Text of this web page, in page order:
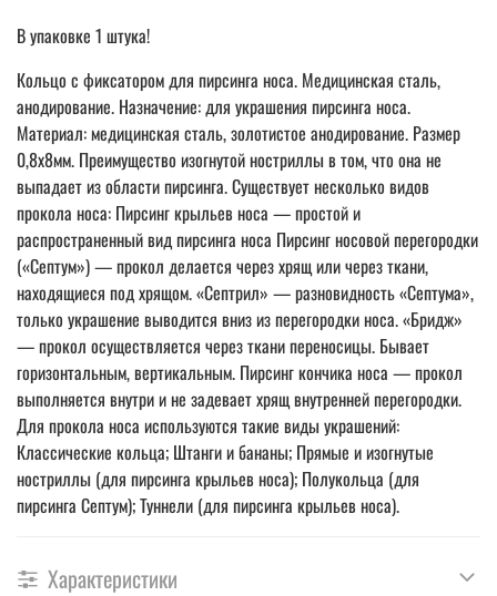
В упаковке 1 штука!
Кольцо с фиксатором для пирсинга носа. Медицинская сталь,
анодирование. Назначение: для украшения пирсинга носа.
Материал: медицинская сталь, золотистое анодирование. Размер
0,8х8мм. Преимущество изогнутой ностриллы в том, что она не
выпадает из области пирсинга. Существует несколько видов
прокола носа: Пирсинг крыльев носа — простой и
распространенный вид пирсинга носа Пирсинг носовой перегородки
(«Септум») — прокол делается через хрящ или через ткани,
находящиеся под хрящом. «Септрил» — разновидность «Септума»,
только украшение выводится вниз из перегородки носа. «Бридж»
— прокол осуществляется через ткани переносицы. Бывает
горизонтальным, вертикальным. Пирсинг кончика носа — прокол
выполняется внутри и не задевает хрящ внутренней перегородки.
Для прокола носа используются такие виды украшений:
Классические кольца; Штанги и бананы; Прямые и изогнутые
ностриллы (для пирсинга крыльев носа); Полукольца (для
пирсинга Септум); Туннели (для пирсинга крыльев носа).
Характеристики